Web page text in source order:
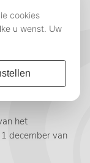
toe via
het
december van